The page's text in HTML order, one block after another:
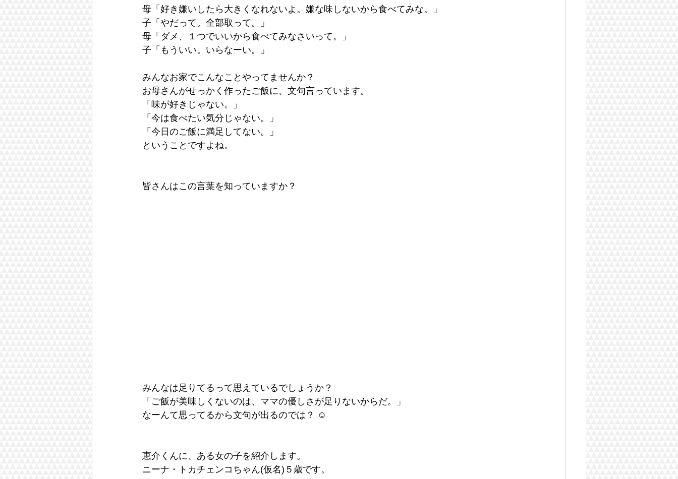
母「好き嫌いしたら大きくなれないよ。嫌な味しないから食べてみな。」
子「やだって。全部取って。」
母「ダメ、１つでいいから食べてみなさいって。」
子「もういい。いらなーい。」
みんなお家でこんなことやってませんか？
お母さんがせっかく作ったご飯に、文句言っています。
「味が好きじゃない。」
「今は食べたい気分じゃない。」
「今日のご飯に満足してない。」
ということですよね。
皆さんはこの言葉を知っていますか？
みんなは足りてるって思えているでしょうか？
「ご飯が美味しくないのは、ママの優しさが足りないからだ。」
なーんて思ってるから文句が出るのでは？ ☺︎
恵介くんに、ある女の子を紹介します。
ニーナ・トカチェンコちゃん(仮名)５歳です。